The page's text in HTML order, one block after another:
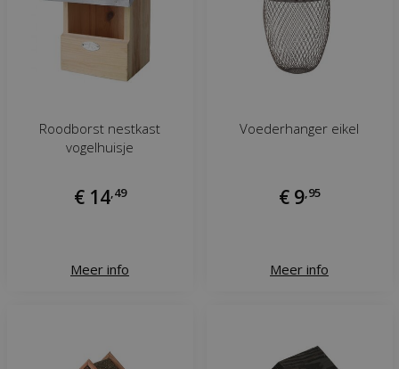
Roodborst nestkast
vogelhuisje
€ 14 49
Meer info
Voederhanger eikel
€ 9, 95
Meer info